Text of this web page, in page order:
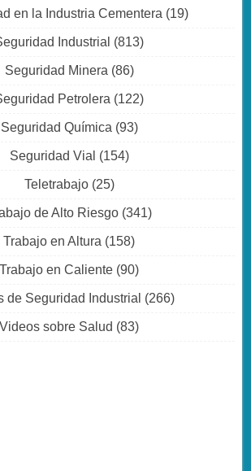
en la Industria Cementera (19)
Industrial (813)
Seguridad Minera (86)
Petrolera (122)
Seguridad Química (93)
Seguridad Vial (154)
Teletrabajo(25)
de Alto Riesgo(341)
Trabajo en Altura (158)
Trabajo en Caliente (90)
de Seguridad Industrial (266)
Videos sobre Salud (83)